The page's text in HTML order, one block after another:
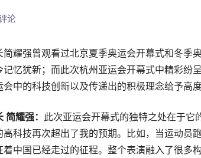
论
耀强曾观看过北京夏季奥运会开幕式和冬季奥
忆犹新；而此次杭州亚运会开幕式中精彩纷
中的科技创新以及传递出的积极理念给予高度
耀强： 此次亚运会开幕式的独特之处在于它
科技再次超出了我的预期。比如，当运动员
中国已经走过的征程。整个表演融入了很多